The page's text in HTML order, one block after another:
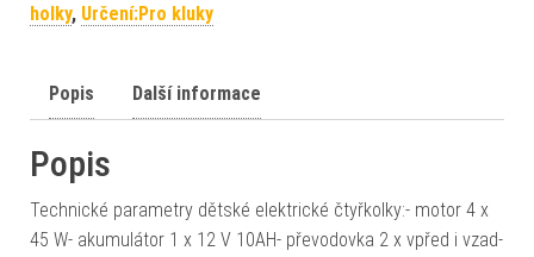
holky, Určení:Pro kluky
Popis Další informace
Popis
Technické parametry dětské elektrické čtyřkolky:- motor 4 x
45 W- akumulátor 1 x 12 V 10AH- převodovka 2 x vpřed i vzad-